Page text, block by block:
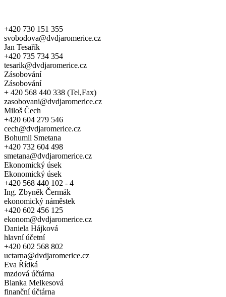
+420 730 151 355
svobodova@dvdjaromerice.cz
Jan Tesařík
+420 735 734 354
tesarik@dvdjaromerice.cz
Zásobování
Zásobování
+ 420 568 440 338 (Tel,Fax)
zasobovani@dvdjaromerice.cz
Miloš Čech
+420 604 279 546
cech@dvdjaromerice.cz
Bohumil Smetana
+420 732 604 498
smetana@dvdjaromerice.cz
Ekonomický úsek
Ekonomický úsek
+420 568 440 102 - 4
Ing. Zbyněk Čermák
ekonomický náměstek
+420 602 456 125
ekonom@dvdjaromerice.cz
Daniela Hájková
hlavní účetní
+420 602 568 802
uctarna@dvdjaromerice.cz
Eva Řídká
mzdová účtárna
Blanka Melkesová
finanční účtárna